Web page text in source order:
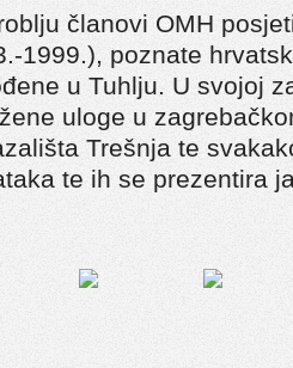
članovi OMH
1999.), poznate
u Tuhlju. U svojoj
uloge u
Trešnja te
te ih se prezentira